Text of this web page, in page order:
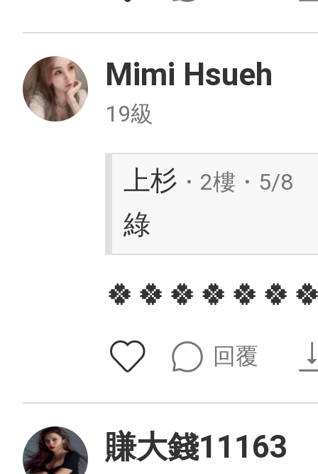
Mimi Hsueh
19級
上杉 ・2樓・5/8
綠
回覆
賺大錢11163